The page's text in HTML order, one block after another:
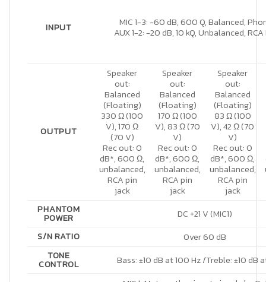
INPUT
MIC 1-3: -60 dB, 600 Q, Balanced,
AUX 1-2: -20 dB, 10 kQ, Unbalanced,
OUTPUT
Speaker
out:
Balanced
(Floating)
330 Ω (100
V), 170 Ω
(70 V)
Rec out: 0
dB*, 600 Ω,
unbalanced,
RCA pin
jack
Speaker
out:
Balanced
(Floating)
170 Ω (100
V), 83 Ω (70
V)
Rec out: 0
dB*, 600 Ω,
unbalanced,
RCA pin
jack
Speaker
out:
Balanced
(Floating)
83 Ω (100
V), 42 Ω (70
V)
Rec out: 0
dB*, 600 Ω,
unbalanced,
RCA pin
jack
PHANTOM
POWER
DC +21 V (MIC1)
S/N RATIO
Over 60 dB
TONE
CONTROL Bass: ±10 dB at 100 Hz /Treble: ±10 dB